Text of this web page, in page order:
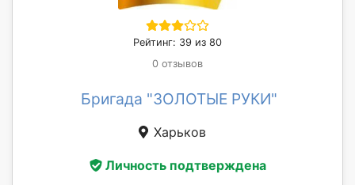
Рейтинг: 39 из 80
0 отзывов
Бригада "ЗОЛОТЫЕ РУКИ"
Харьков
Личность подтверждена